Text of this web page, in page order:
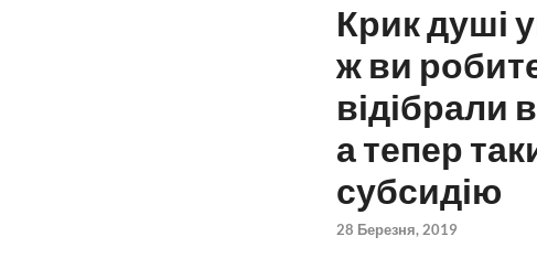
Крик душі
ж ви
відібрали
а тепер
субсидію
28 Березня, 2019